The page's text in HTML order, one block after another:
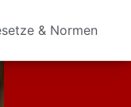
& Normen